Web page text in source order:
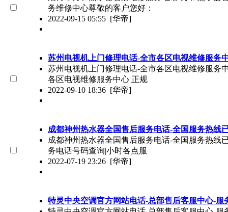
务维修中心尊敬的客户您好：
2022-09-15 05:55 [华帝]
苏州电视机上门修理电话-全市各区电视维修服务
苏州电视机上门修理电话-全市各区电视维修服务
各区电视维修服务中心 正规
2022-09-10 18:36 [华帝]
成都神州热水器全国售后服务电话-全国服务热线
成都神州热水器全国售后服务电话-全国服务热线
务电话号码查询|小时各点服
2022-07-19 23:26 [华帝]
特灵中央空调官方网站电话-总部售后客服中心-服